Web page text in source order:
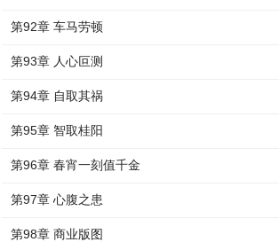
第92章 车马劳顿
第93章 人心叵测
第94章 自取其祸
第95章 智取桂阳
第96章 春宵一刻值千金
第97章 心腹之患
第98章 商业版图